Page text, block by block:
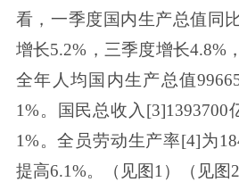
看，一季度国内生产总值同
增长5.2%，三季度增长4.8%
全年人均国内生产总值
1%。国民总收入[3]1393700
1%。全员劳动生产率[4]为
提高6.1%。（见图1）（见图2